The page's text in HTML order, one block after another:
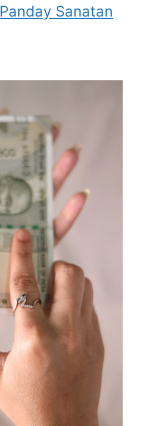
Panday Sanatan